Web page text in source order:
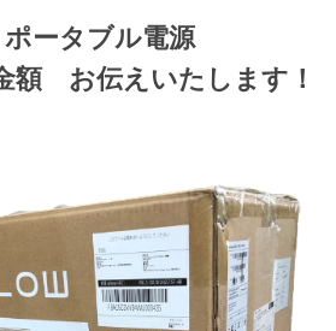
ータブル電源
額 お伝えいたします！